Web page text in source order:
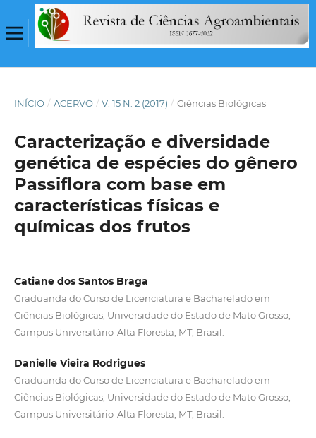
INÍCIO / ACERVO / V. 15 N. 2 (2017) / Ciências Biológicas
Caracterização e diversidade
genética de espécies do gênero
Passiflora com base em
características físicas e
químicas dos frutos
Catiane dos Santos Braga
Graduanda do Curso de Licenciatura e Bacharelado em
Ciências Biológicas, Universidade do Estado de Mato Grosso,
Campus Universitário-Alta Floresta, MT, Brasil.
Danielle Vieira Rodrigues
Graduanda do Curso de Licenciatura e Bacharelado em
Ciências Biológicas, Universidade do Estado de Mato Grosso,
Campus Universitário-Alta Floresta, MT, Brasil.